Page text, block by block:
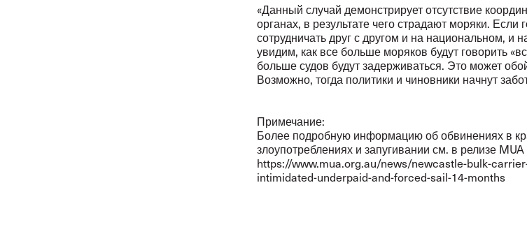
«Данный случай демонстрирует отсутствие
органах, в результате чего страдают моряки. Если
сотрудничать друг с другом и на национальном, и
увидим, как все больше моряков будут говорить
больше судов будут задерживаться. Это может
Возможно, тогда политики и чиновники начнут
Примечание:
Более подробную информацию об обвинениях в
злоупотреблениях и запугивании см. в релизе MUA
https://www.mua.org.au/news/newcastle-bulk-
intimidated-underpaid-and-forced-sail-14-months